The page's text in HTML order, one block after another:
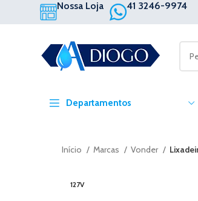
Nossa Loja 41 3246-9974
Departamentos
Início Marcas Vonder
127V